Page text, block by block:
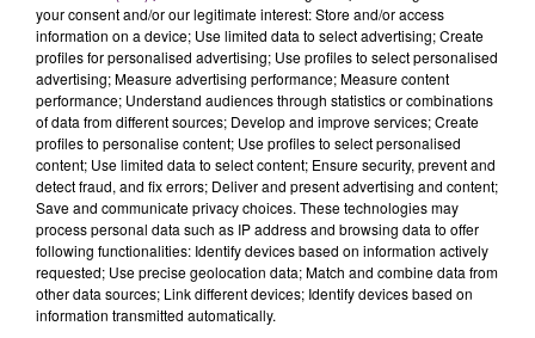
d’acteurs, mobilisés en un même lieu". Un espace
dédié aux personnes"en mobilité professionnelle"est
justement prévu.
UN"SPEED DATING DES MÉTIERS"
Déclinée dans plusieurs villes en cette fin d'année, la
"Nuit de l'Orientation"est un rendez-vous sur lequel
on retrouve les mêmes ateliers thématiques : un
"speed dating des métiers"notamment pour
échanger entre dix et quinze minutes avec des
professionnels pour découvrir leur métier, mais aussi
your consent and/or our legitimate interest: Store and/or access
information on a device; Use limited data to select advertising; Create
profiles for personalised advertising; Use profiles to select personalised
advertising; Measure advertising performance; Measure content
performance; Understand audiences through statistics or combinations
of data from different sources; Develop and improve services; Create
profiles to personalise content; Use profiles to select personalised
content; Use limited data to select content; Ensure security, prevent and
detect fraud, and fix errors; Deliver and present advertising and content;
Save and communicate privacy choices. These technologies may
process personal data such as IP address and browsing data to offer
following functionalities: Identify devices based on information actively
requested; Use precise geolocation data; Match and combine data from
other data sources; Link different devices; Identify devices based on
information transmitted automatically.